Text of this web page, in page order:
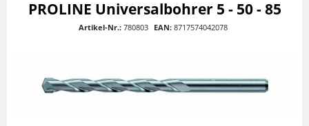
PROLINE Universalbohrer 5 - 50 - 85
Artikel-Nr.: 780803 EAN: 8717574042078